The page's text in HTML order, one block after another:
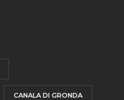
CANALA DI GRONDA